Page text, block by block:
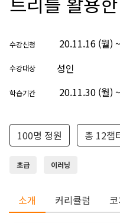
수강신청 20.11.16 (월)
수강대상 성인
학습기간 20.11.30 (월)
100명 정원 총 12챕
초급 이러닝
소개 커리큘럼